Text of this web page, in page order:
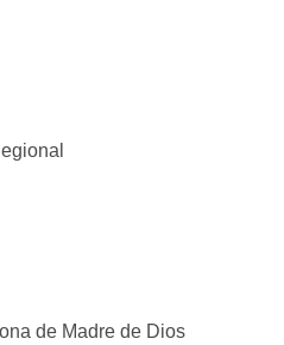
de Madre de Dios